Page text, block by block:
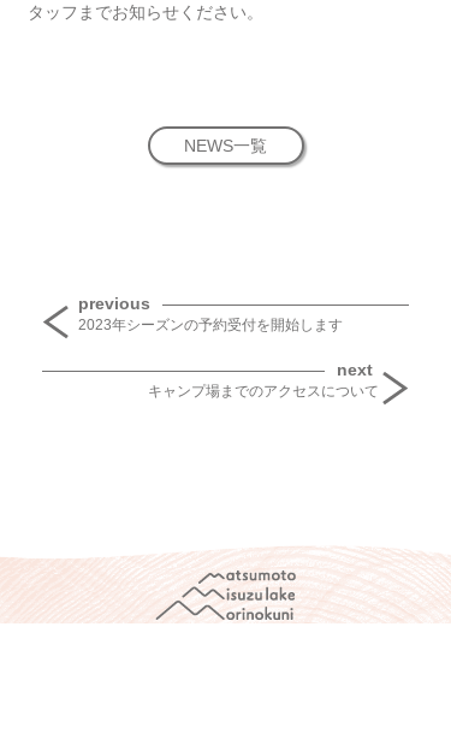
タッフまでお知らせください。
NEWS一覧
投稿ナビゲーション
previous
2023年シーズンの予約受付を開始します
キャンプ場までのアクセスについて
next